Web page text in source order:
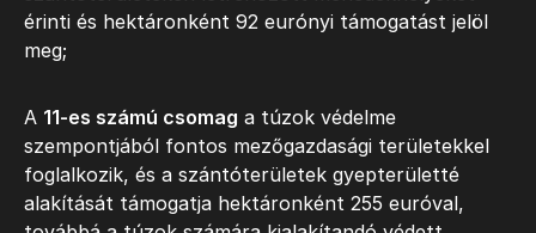
érinti és hektáronként 92 eurónyi támogatást jelöl
meg;
A 11-es számú csomag a túzok védelme
szempontjából fontos mezőgazdasági területekkel
foglalkozik, és a szántóterületek gyepterületté
alakítását támogatja hektáronként 255 euróval,